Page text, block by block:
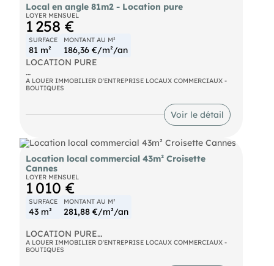
Local en angle 81m2 - Location pure
LOYER MENSUEL
1 258 €
SURFACE
81 m²
MONTANT AU M²
186,36 €/m²/an
LOCATION PURE
Local commercial/professionnel 81m² en pied
d'immeuble,
Local d'angle bénéficiant d'une bonne visibilité sur
Plateau simple avec sanitaires, en bon état.
Environnement de services de proximité (centre
de santé, pharmacie, agences immobilières).
Configuration idéale pour une activité de bureaux,
profession libérale ou paramédicale : expert-
comptable, avocat, architecte, kinésithérapeute,
infirmiers libéraux, organisme de formation.
Quartier : Cannes La Bocca
Surface : 81,57 m² — local d'angle
A LOUER IMMOBILIER D'ENTREPRISE LOCAUX COMMERCIAUX -
BOUTIQUES
Voir le détail
Location local commercial 43m² Croisette
Cannes
LOYER MENSUEL
1 010 €
SURFACE
43 m²
MONTANT AU M²
281,88 €/m²/an
LOCATION PURE
Local commercial de 43 m² au sein de la galerie
A LOUER IMMOBILIER D'ENTREPRISE LOCAUX COMMERCIAUX -
BOUTIQUES